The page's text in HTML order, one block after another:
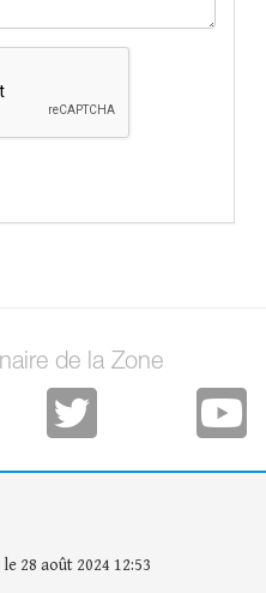
de la Zone
28 août 2024 12:53